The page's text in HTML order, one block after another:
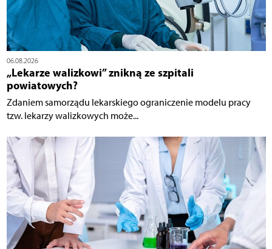
06.08.2026
„Lekarze walizkowi” znikną ze szpitali
powiatowych?
Zdaniem samorządu lekarskiego ograniczenie modelu pracy
tzw. lekarzy walizkowych może...